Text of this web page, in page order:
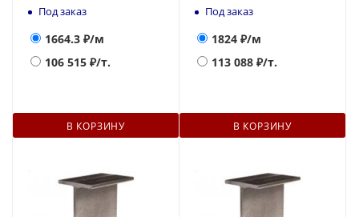
Под заказ
1664.3 ₽/м
106 515 ₽/т.
В КОРЗИНУ
Под заказ
1824 ₽/м
113 088 ₽/т.
В КОРЗИНУ